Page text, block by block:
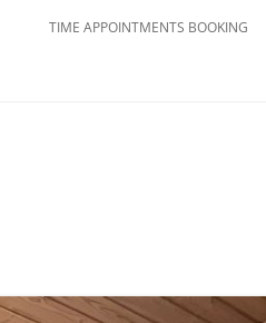
DESCRIPTION – ENGLISH
TIME APPOINTMENTS BOOKING